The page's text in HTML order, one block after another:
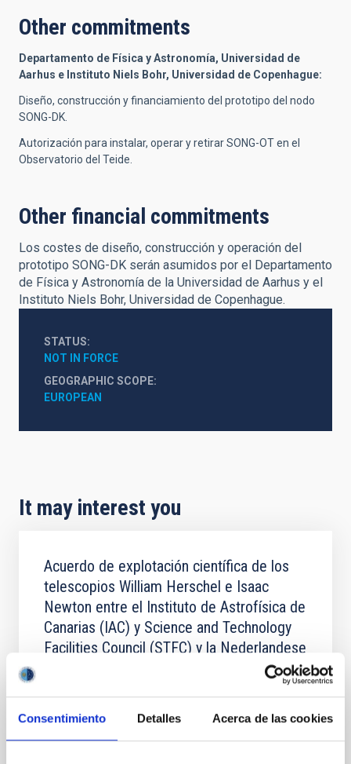
Consentimiento Detalles Acerca de las cookies
Other commitments
Departamento de Física y Astronomía, Universidad de
Aarhus e Instituto Niels Bohr, Universidad de Copenhague:
Diseño, construcción y financiamiento del prototipo del nodo
SONG-DK.
Autorización para instalar, operar y retirar SONG-OT en el
Observatorio del Teide.
Other financial commitments
Los costes de diseño, construcción y operación del
prototipo SONG-DK serán asumidos por el Departamento
de Física y Astronomía de la Universidad de Aarhus y el
Instituto Niels Bohr, Universidad de Copenhague.
STATUS
NOT IN FORCE
GEOGRAPHIC SCOPE
EUROPEAN
It may interest you
Acuerdo de explotación científica de los
telescopios William Herschel e Isaac
Newton entre el Instituto de Astrofísica de
Canarias (IAC) y Science and Technology
Facilities Council (STFC) y la Nederlandese
In force